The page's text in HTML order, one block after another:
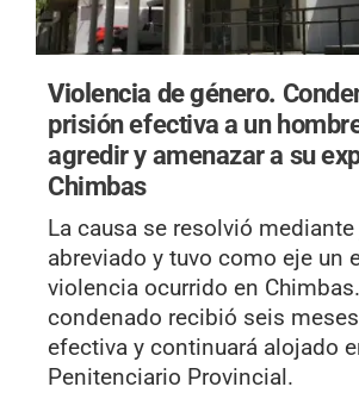
Violencia de género.
prisión efectiva a un
agredir y amenazar a su
Chimbas
La causa se resolvió
abreviado y tuvo como eje un
violencia ocurrido en
condenado recibió seis
efectiva y continuará alojado
Penitenciario Provincial.